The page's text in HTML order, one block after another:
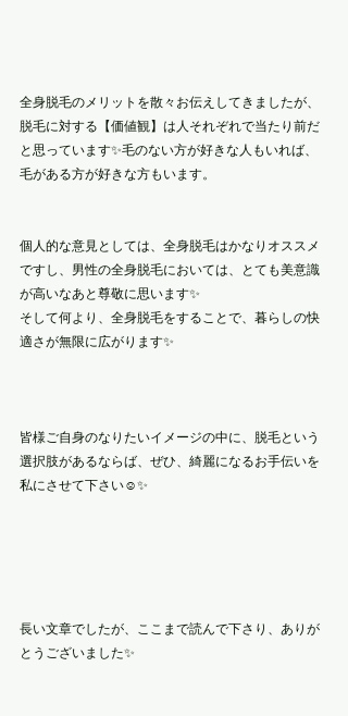
全身脱毛のメリットを散々お伝えしてきましたが、
脱毛に対する【価値観】は人それぞれで当たり前だ
と思っています✨毛のない方が好きな人もいれば、
毛がある方が好きな方もいます。
個人的な意見としては、全身脱毛はかなりオススメ
ですし、男性の全身脱毛においては、とても美意識
が高いなあと尊敬に思います✨
そして何より、全身脱毛をすることで、暮らしの快
適さが無限に広がります✨
皆様ご自身のなりたいイメージの中に、脱毛という
選択肢があるならば、ぜひ、綺麗になるお手伝いを
私にさせて下さい☺️✨
長い文章でしたが、ここまで読んで下さり、ありが
とうございました✨